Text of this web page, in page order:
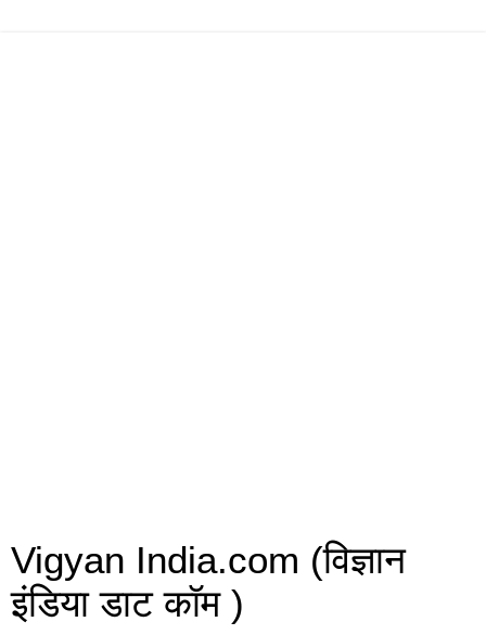
Vigyan India.com (विज्ञान
इंडिया डाट कॉम )